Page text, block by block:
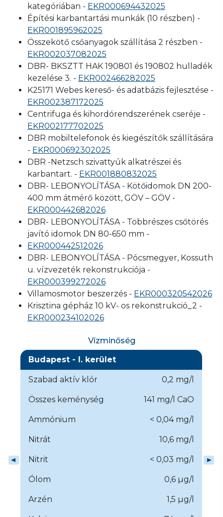
kategóriában - EKR000694432025
Építési karbantartási munkák (10 részben) -
EKR001895962025
Összekötő csőanyagok szállítása 2 részben -
EKR002037082025
DBR- BKSZTT HAK 190801 és 190802 hulladék
kezelése 3. - EKR002466282025
K25171 Webes kereső- és adatbázis fejlesztése -
EKR002387172025
Centrifuga és kihordórendszerének cseréje -
EKR002177702025
DBR mobiltelefonok és kiegészítők szállítására
- EKR000692302025
DBR -Netzsch szivattyúk alkatrészei és
karbantart. - EKR001880832025
DBR- LEBONYOLÍTÁSA - Kötőidomok DN 200-
400 mm átmérő között, GÖV – GÖV -
EKR000442682026
DBR- LEBONYOLÍTÁSA - Többrészes csőtörés
javító idomok DN 80-650 mm -
EKR000442512026
DBR- LEBONYOLÍTÁSA - Pócsmegyer, Kossuth
u. vízvezeték rekonstrukciója -
EKR000399272026
Villamosmotor beszerzés - EKR000320542026
Krisztina gépház 10 kV- os rekonstrukció_2 -
EKR000234102026
Vízminőség
Budapest - I. kerület
Szabad aktív klór 0,2 mg/l
Összes keménység 141 mg/l CaO
Ammónium < 0,04 mg/l
Nitrát 10,6 mg/l
Nitrit < 0,03 mg/l
Ólom 0,6 µg/l
Arzén 1,5 µg/l